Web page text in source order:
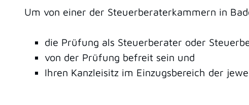
Um von einer der Steuerberaterkammern in
die Prüfung als Steuerberater oder
von der Prüfung befreit sein und
Ihren Kanzleisitz im Einzugsbereich der